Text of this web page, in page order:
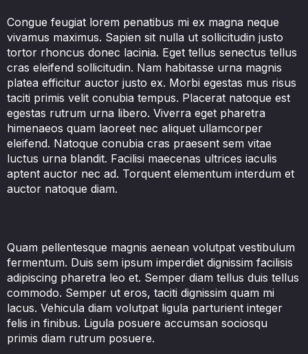
Congue feugiat lorem penatibus mi ex magna neque
vivamus maximus. Sapien sit nulla ut sollicitudin justo
tortor rhoncus donec lacinia. Eget tellus senectus tellus
cras eleifend sollicitudin. Nam habitasse urna magnis
platea efficitur auctor justo ex. Morbi egestas mus risus
taciti primis velit conubia tempus. Placerat natoque est
egestas rutrum urna libero. Viverra eget pharetra
himenaeos quam laoreet nec aliquet ullamcorper
eleifend. Natoque conubia cras praesent sem vitae
luctus urna blandit. Facilisi maecenas ultrices iaculis
aptent auctor nec ad. Torquent elementum interdum et
auctor natoque diam.
Quam pellentesque magnis aenean volutpat vestibulum
fermentum. Duis sem ipsum imperdiet dignissim facilisis
adipiscing pharetra leo et. Semper diam tellus duis tellus
commodo. Semper ut eros, taciti dignissim quam mi
lacus. Vehicula diam volutpat ligula parturient integer
felis in finibus. Ligula posuere accumsan sociosqu
primis diam rutrum posuere.